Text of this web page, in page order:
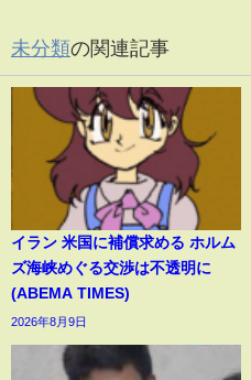
未分類の関連記事
イラン 米国に補償求める ホルム
ズ海峡めぐる交渉は不透明に
(ABEMA TIMES)
2026年8月9日